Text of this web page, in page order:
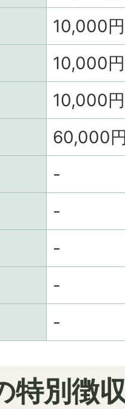
10,000円
10,000円
10,000円
60,000
-
-
-
-
-
特別徴